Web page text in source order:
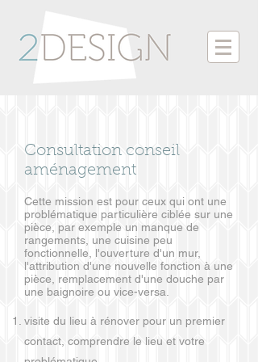
Consultation conseil
aménagement
Cette mission est pour ceux qui ont une
problématique particulière ciblée sur une
pièce, par exemple un manque de
rangements, une cuisine peu
fonctionnelle, l'ouverture d'un mur,
l'attribution d'une nouvelle fonction à une
pièce, remplacement d'une douche par
une baignoire ou vice-versa.
visite du lieu à rénover pour un premier
contact, comprendre le lieu et votre